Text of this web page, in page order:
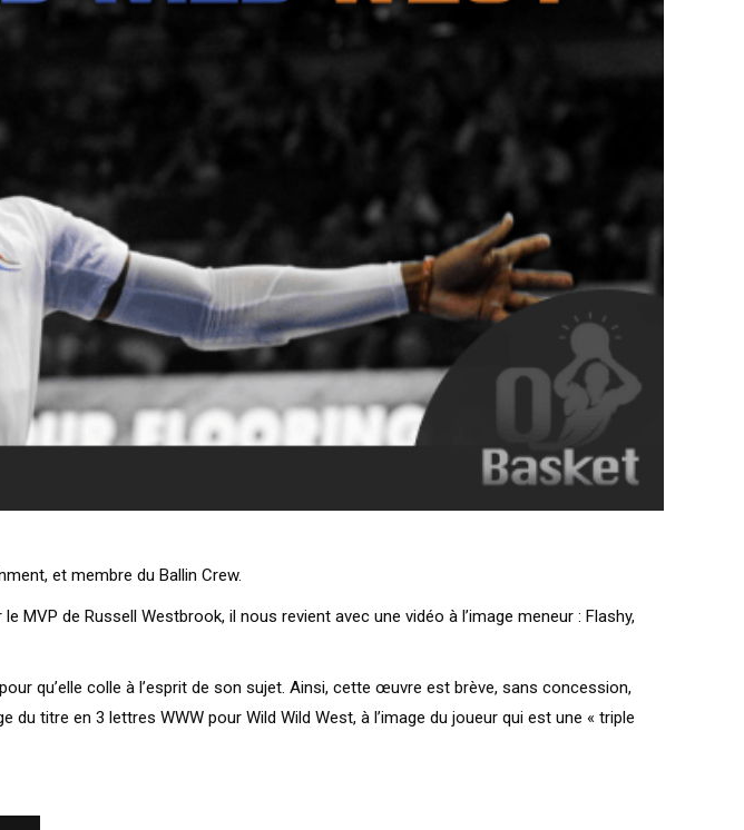
et membre du Ballin Crew.
de Russell Westbrook, il nous revient avec une vidéo à l’image meneur : Flashy,
qu’elle colle à l’esprit de son sujet. Ainsi, cette œuvre est brève, sans concession,
du titre en 3 lettres WWW pour Wild Wild West, à l’image du joueur qui est une « triple